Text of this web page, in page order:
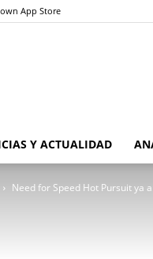
App Store
Y ACTUALIDAD
Need for Speed Hot Pursuit ya